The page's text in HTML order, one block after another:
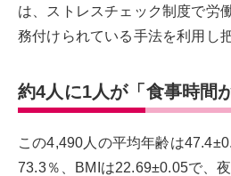
は、ストレスチェック制度で労
務付けられている手法を利用し
約4人に1人が「食事時間
この4,490人の平均年齢は
73.3％、BMIは22.69±0.05で、